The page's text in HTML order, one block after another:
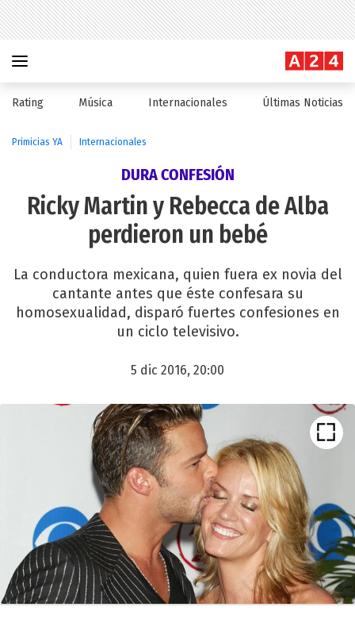
Rating Música Internacionales Últimas Noticias
Primicias YA Internacionales
DURA CONFESIÓN
Ricky Martin y Rebecca de Alba
perdieron un bebé
La conductora mexicana, quien fuera ex novia del
cantante antes que éste confesara su
homosexualidad, disparó fuertes confesiones en
un ciclo televisivo.
5 dic 2016, 20:00